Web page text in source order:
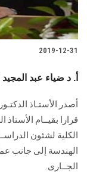
2019-12-31
أ. د ضياء عبد
أصدر الأستـاذ
قرارا بقيــام
الكلية لشئون
الهندسة إلى جانب
الجــارى.